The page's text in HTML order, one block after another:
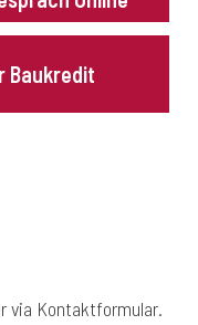
Baukredit
via Kontaktformular.